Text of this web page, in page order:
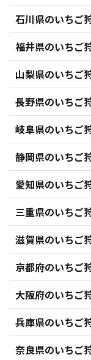
石川県のいちご
福井県のいちご
山梨県のいちご
長野県のいちご
岐阜県のいちご
静岡県のいちご
愛知県のいちご
三重県のいちご
滋賀県のいちご
京都府のいちご
大阪府のいちご
兵庫県のいちご
奈良県のいちご